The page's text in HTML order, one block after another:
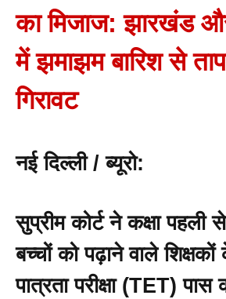
का मिजाज: झारखंड
में झमाझम बारिश से
गिरावट
नई दिल्ली / ब्यूरो:
सुप्रीम कोर्ट ने कक्षा
बच्चों को पढ़ाने वाले
पात्रता परीक्षा (TET)